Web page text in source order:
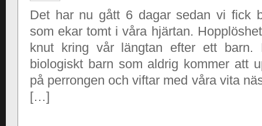
Det har nu gått 6 dagar sedan vi fick
som ekar tomt i våra hjärtan.
knut kring vår längtan efter ett barn.
biologiskt barn som aldrig kommer att
på perrongen och viftar med våra vita
[…]